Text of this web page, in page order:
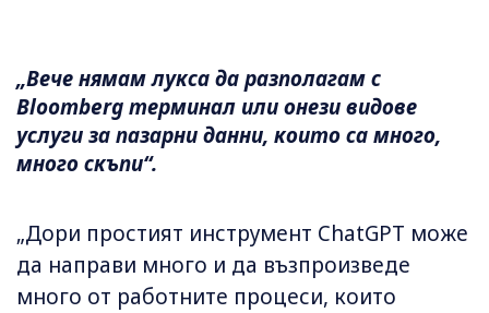
„Вече нямам лукса да разполагам с
Bloomberg терминал или онези видове
услуги за пазарни данни, които са много,
много скъпи“.
„Дори простият инструмент ChatGPT може
да направи много и да възпроизведе
много от работните процеси, които